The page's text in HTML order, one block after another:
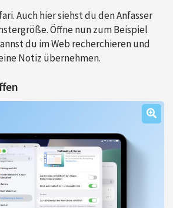
Auch hier siehst du den Anfasser
Öffne nun zum Beispiel
du im Web recherchieren und
Notiz übernehmen.